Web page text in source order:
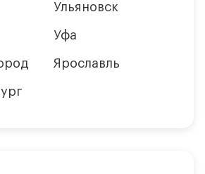
Ульяновск
Уфа
Ярославль